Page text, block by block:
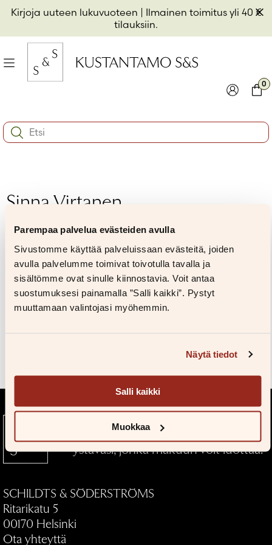
Parempaa palvelua evästeiden avulla
Sivustomme käyttää palveluissaan evästeitä, joiden
avulla palvelumme toimivat toivotulla tavalla ja
sisältömme ovat sinulle kiinnostavia. Voit antaa
suostumuksesi painamalla ”Salli kaikki”. Pystyt
muuttamaan valintojasi myöhemmin.
Näytä tiedot
Salli kaikki
Muokkaa
Kirjoja uuteen lukuvuoteen | Ilmainen toimitus yli 40 €
tilauksiin.
Hyppää
sisältöön
Valikko
Muista minut
Kirjaudu sisään
Salasana unohtunut?
Eikö sinulla ole tiliä?
Luo uusi tili
0
Search:
Sinna Virtanen
Kuvapankkiin
Kustantamo S&S — Kirjallinen
ystäväsi, jonka makuun voit luottaa.
SCHILDTS & SÖDERSTRÖMS
Ritarikatu 5
00170 Helsinki
Ota yhteyttä